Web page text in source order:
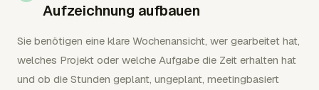
Aufzeichnung aufbauen
Sie benötigen eine klare Wochenansicht, wer gearbeitet hat,
welches Projekt oder welche Aufgabe die Zeit erhalten hat
und ob die Stunden geplant, ungeplant, meetingbasiert